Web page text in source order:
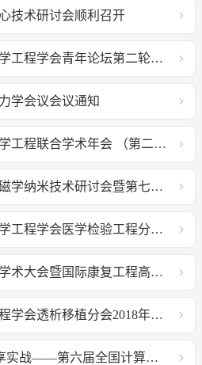
技术研讨会顺利召开
2018中国生物医学工程学会青年论坛第二轮通知
学会议会议通知
2018中国生物医学工程联合学术年会 （第二轮通知）
第六届生物医用磁学纳米技术研讨会暨第七届全国生物与医用纳米技术博士生论坛在西北大学召开
2018中国生物医学工程学会医学检验工程分会成立大会暨生命科学与大健康协同创新论坛胜利召开
2018年康复工程学术大会暨国际康复工程高峰论坛 （第一轮通知）
中国生物医学工程学会透析移植分会2018年会顺利召开
悦创新·聚英才·享实战——第六届全国计算机辅助外科学术会议圆满成功